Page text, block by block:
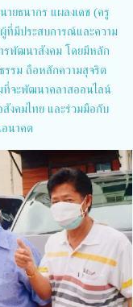
ยธนากร แผลงเดช (ครู
ที่มีประสบการณ์และความ
รพัฒนาสังคม โดยมีหลัก
รรม ถือหลักความสุจริต
ที่จะพัฒนาคลาสออนไลน์
งคมไทย และร่วมมือกับ
อนาคต